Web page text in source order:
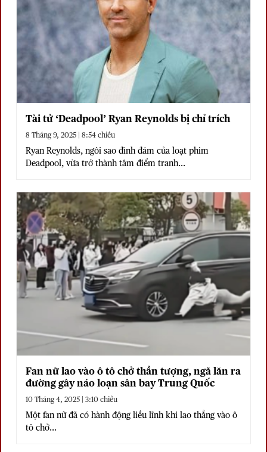
Tài tử ‘Deadpool’ Ryan Reynolds bị chỉ trích
8 Tháng 9, 2025 | 8:54 chiều
Ryan Reynolds, ngôi sao đình đám của loạt phim
Deadpool, vừa trở thành tâm điểm tranh...
Fan nữ lao vào ô tô chở thần tượng, ngã lăn ra
đường gây náo loạn sân bay Trung Quốc
10 Tháng 4, 2025 | 3:10 chiều
Một fan nữ đã có hành động liều lĩnh khi lao thẳng vào ô
tô chở...